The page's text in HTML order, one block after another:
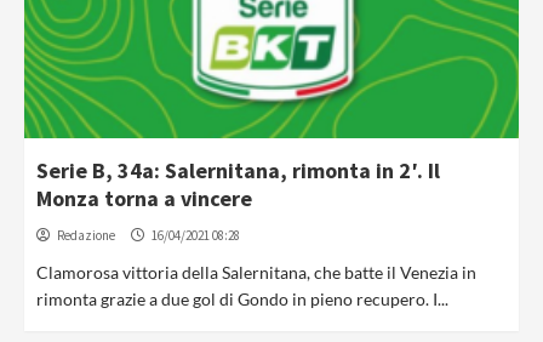
Serie B, 34a: Salernitana, rimonta in 2′. Il
Monza torna a vincere
Redazione 16/04/2021 08:28
Clamorosa vittoria della Salernitana, che batte il Venezia in
rimonta grazie a due gol di Gondo in pieno recupero. I...